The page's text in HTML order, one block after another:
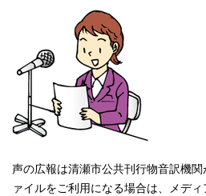
声の広報は清瀬市公共刊行物音訳機
ァイルをご利用になる場合は、メデ